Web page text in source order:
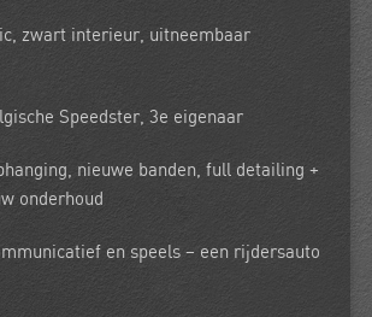
zwart interieur, uitneembaar
Speedster, 3e eigenaar
nieuwe banden full detailing +
onderhoud
en speels – een rijdersauto